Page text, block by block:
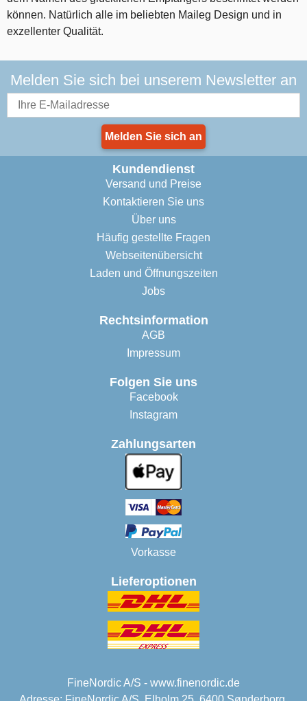
können. Natürlich alle im beliebten Maileg Design und in
exzellenter Qualität.
Melden Sie sich bei unserem Newsletter an
Melden Sie sich an
Kundendienst
Versand und Preise
Kontaktieren Sie uns
Über uns
Häufig gestellte Fragen
Webseitenübersicht
Laden und Öffnungszeiten
Jobs
Rechtsinformation
AGB
Impressum
Folgen Sie uns
Facebook
Instagram
Zahlungsarten
Vorkasse
Lieferoptionen
FineNordic A/S - www.finenordic.de